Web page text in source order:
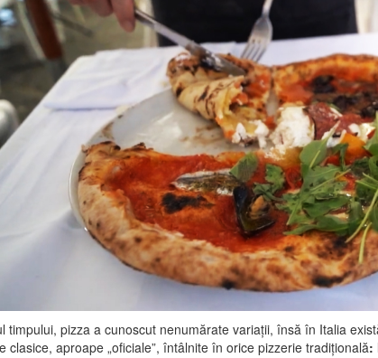
timpului, pizza a cunoscut nenumărate variații, însă în Italia
clasice, aproape „oficiale”, întâlnite în orice pizzerie tradițională: